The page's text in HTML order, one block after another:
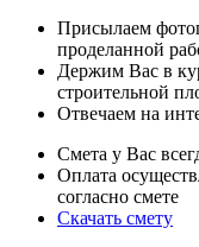
Присылаем
проделанной
Держим Вас в
строительной
Отвечаем на
Смета у Вас
Оплата
согласно смете
Скачать смету